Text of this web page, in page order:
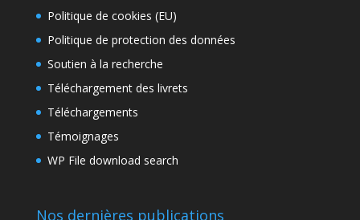
Politique de cookies (EU)
Politique de protection des données
Soutien à la recherche
Téléchargement des livrets
Téléchargements
Témoignages
WP File download search
Nos dernières publications